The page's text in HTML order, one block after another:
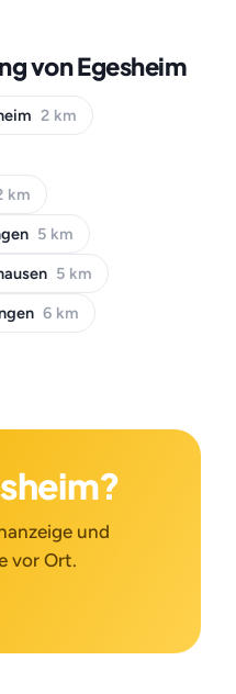
von Egesheim
2 km
km
5 km
5 km
6 km
und
vor Ort.